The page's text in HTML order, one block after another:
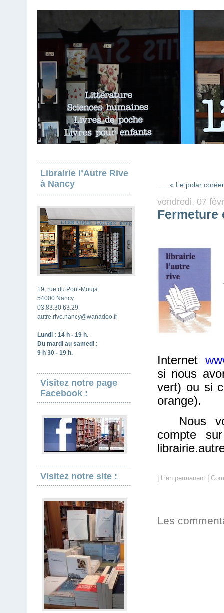
Librairie l’Autre Rive
à Nancy
19, rue du Pont-Mouja
54000 Nancy
03.83.30.63.29
autre.rive.nancy@wanadoo.fr
Lundi : 14 h - 19 h.
Du mardi au samedi :
9 h 30 - 19 h.
Visitez notre page
Facebook :
Visitez notre site :
« Le polar
vendredi, 07
Fermeture
Internet
si nous
vert) ou si
orange).
Nous
compte
Lien permanent
Les